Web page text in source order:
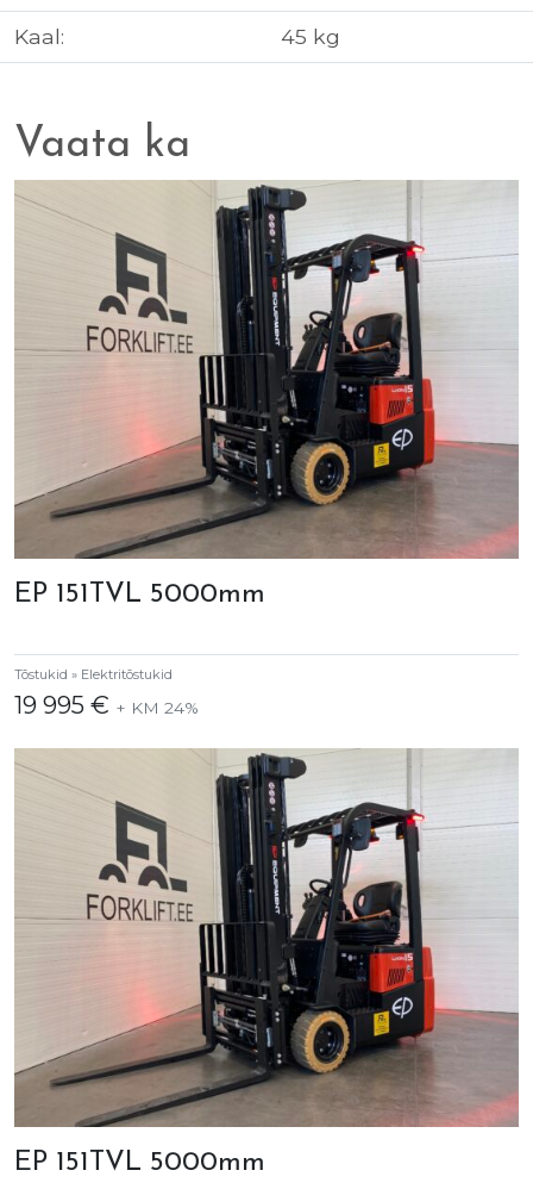
Kaal: 45 kg
Vaata ka
EP 151TVL 5000mm
Tõstukid » Elektritõstukid
19 995 € + KM 24%
EP 151TVL 5000mm